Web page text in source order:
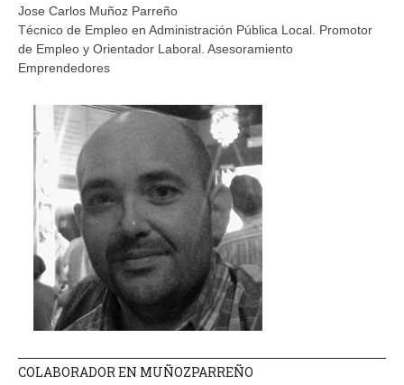
Jose Carlos Muñoz Parreño
Técnico de Empleo en Administración Pública Local. Promotor
de Empleo y Orientador Laboral. Asesoramiento
Emprendedores
COLABORADOR EN MUÑOZPARREÑO